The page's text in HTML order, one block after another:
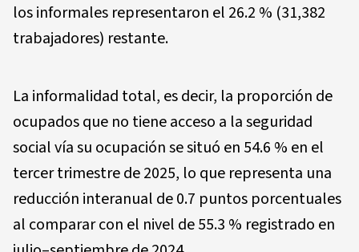
los informales representaron el 26.2 % (31,382
trabajadores) restante.
La informalidad total, es decir, la proporción de
ocupados que no tiene acceso a la seguridad
social vía su ocupación se situó en 54.6 % en el
tercer trimestre de 2025, lo que representa una
reducción interanual de 0.7 puntos porcentuales
al comparar con el nivel de 55.3 % registrado en